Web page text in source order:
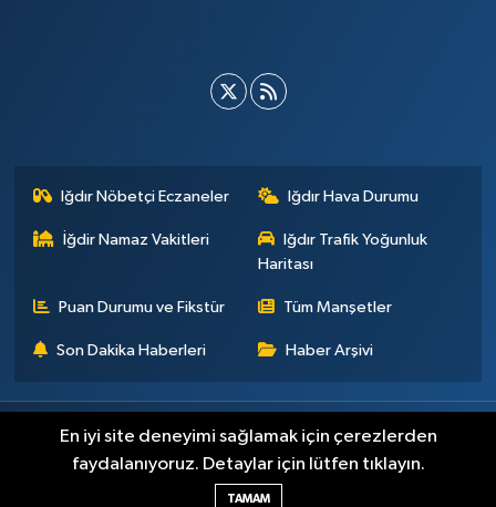
Iğdır Nöbetçi Eczaneler Iğdır Hava Durumu
İğdir Namaz Vakitleri
Iğdır Trafik Yoğunluk
Haritası
Puan Durumu ve Fikstür Tüm Manşetler
Son Dakika Haberleri Haber Arşivi
Künye İletişim Çerez Politikası Gizlilik ilkeleri
Haber Yazılımı:
En iyi site deneyimi sağlamak için çerezlerden
faydalanıyoruz. Detaylar için lütfen tıklayın.
TAMAM